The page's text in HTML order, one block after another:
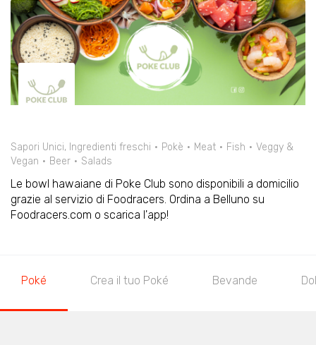
Sapori Unici, Ingredienti freschi Pokè Meat Fish
Veggy &
Vegan
Beer Salads
Le bowl hawaiane di Poke Club sono disponibili a domicilio
grazie al servizio di Foodracers. Ordina a Belluno su
Foodracers.com o scarica l'app!
Poké Crea il tuo Poké Bevande